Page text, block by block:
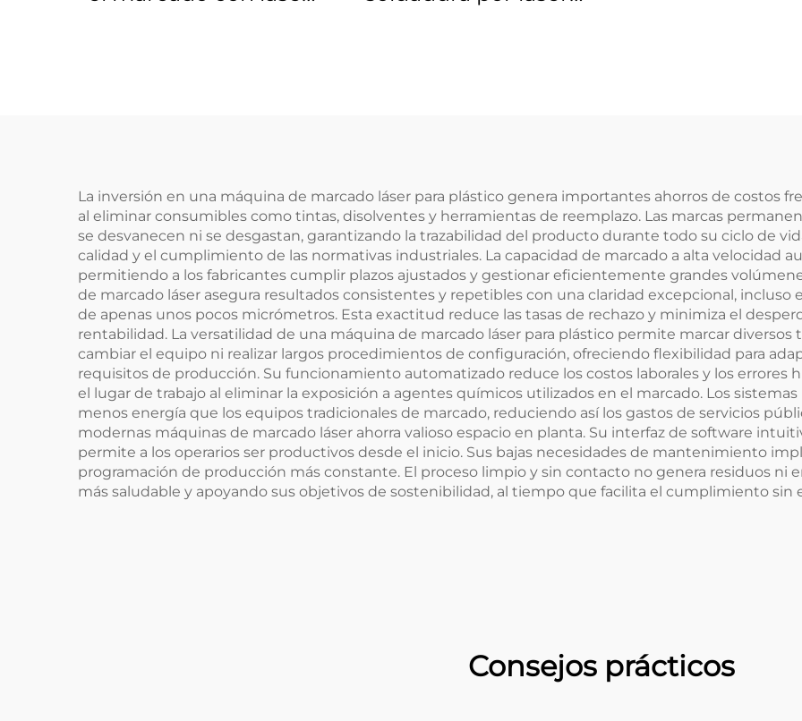
La inversión en una máquina de marcado láser para plástico genera importantes ahorros de costos
al eliminar consumibles como tintas, disolventes y herramientas de reemplazo. Las marcas
se desvanecen ni se desgastan, garantizando la trazabilidad del producto durante todo su ciclo de
calidad y el cumplimiento de las normativas industriales. La capacidad de marcado a alta velocidad
permitiendo a los fabricantes cumplir plazos ajustados y gestionar eficientemente grandes
de marcado láser asegura resultados consistentes y repetibles con una claridad excepcional,
de apenas unos pocos micrómetros. Esta exactitud reduce las tasas de rechazo y minimiza el
rentabilidad. La versatilidad de una máquina de marcado láser para plástico permite marcar diversos
cambiar el equipo ni realizar largos procedimientos de configuración, ofreciendo flexibilidad para
requisitos de producción. Su funcionamiento automatizado reduce los costos laborales y los errores
el lugar de trabajo al eliminar la exposición a agentes químicos utilizados en el marcado. Los
menos energía que los equipos tradicionales de marcado, reduciendo así los gastos de servicios
modernas máquinas de marcado láser ahorra valioso espacio en planta. Su interfaz de software
permite a los operarios ser productivos desde el inicio. Sus bajas necesidades de mantenimiento
programación de producción más constante. El proceso limpio y sin contacto no genera residuos ni
más saludable y apoyando sus objetivos de sostenibilidad, al tiempo que facilita el cumplimiento sin
Consejos prácticos